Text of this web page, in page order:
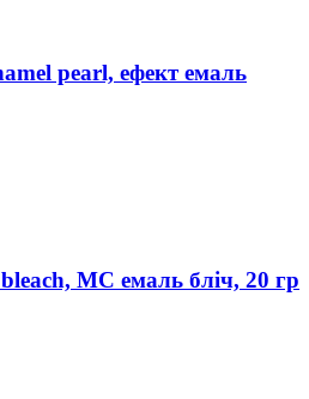
pearl, ефект емаль
МС емаль бліч, 20 гр